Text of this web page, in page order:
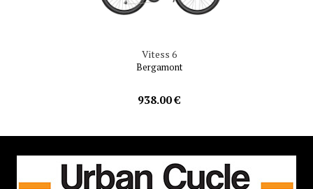
Vitess 6
Bergamont
938.00 €